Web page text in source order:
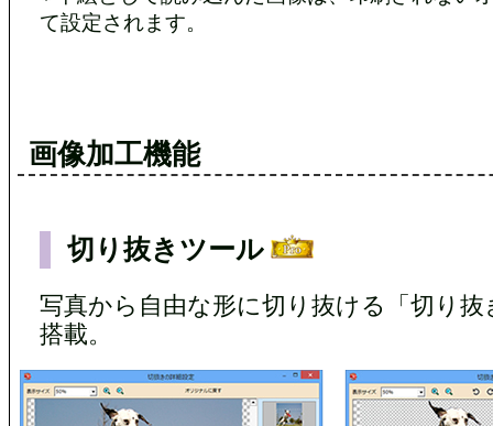
て設定されます。
画像加工機能
切り抜きツール
写真から自由な形に切り抜ける「切り
搭載。